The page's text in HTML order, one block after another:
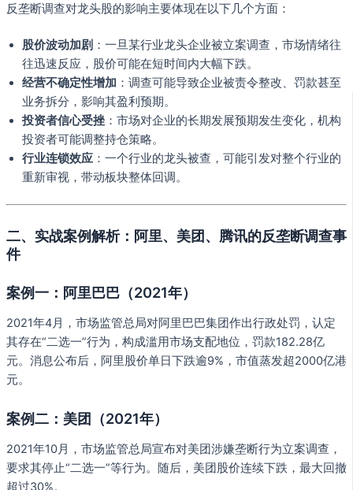
反垄断调查对龙头股的影响主要体现在以下几个方面：
股价波动加剧 ：一旦某行业龙头企业被立案调查，市场情绪往
往迅速反应，股价可能在短时间内大幅下跌。
经营不确定性增加 ：调查可能导致企业被责令整改、罚款甚至
业务拆分，影响其盈利预期。
投资者信心受挫 ：市场对企业的长期发展预期发生变化，机构
投资者可能调整持仓策略。
行业连锁效应 ：一个行业的龙头被查，可能引发对整个行业的
重新审视，带动板块整体回调。
二、实战案例解析：阿里、美团、腾讯的反垄断调查事
件
案例一：阿里巴巴（2021年）
2021年4月，市场监管总局对阿里巴巴集团作出行政处罚，认定
其存在“二选一”行为，构成滥用市场支配地位，罚款182.28亿
元。消息公布后，阿里股价单日下跌逾9%，市值蒸发超2000亿港
元。
案例二：美团（2021年）
2021年10月，市场监管总局宣布对美团涉嫌垄断行为立案调查，
要求其停止“二选一”等行为。随后，美团股价连续下跌，最大回撤
超过30%。